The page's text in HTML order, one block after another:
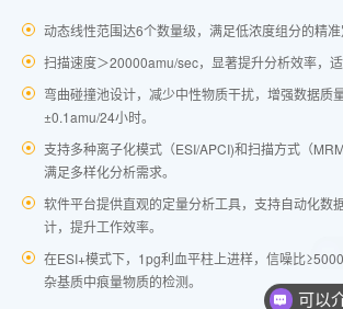
动态线性范围达6个数量级，满足低浓度组分的精准
扫描速度＞20000amu/sec，显著提升分析效率，适
弯曲碰撞池设计，减少中性物质干扰，增强数据质
±0.1amu/24小时。
支持多种离子化模式（ESI/APCI)和扫描方式（
满足多样化分析需求。
软件平台提供直观的定量分析工具，支持自动化数
计，提升工作效率。
在ESI+模式下，1pg利血平柱上进样，信噪比
杂基质中痕量物质的检测。